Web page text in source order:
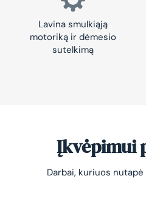
Lavina smulkiąją
motoriką ir dėmesio
sutelkimą
Įkvėpimui
Darbai, kuriuos